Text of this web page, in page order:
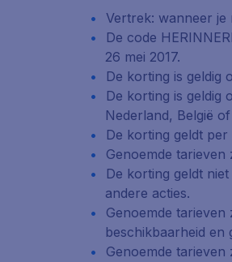
Vertrek: wanneer je
De code
26 mei 2017.
De korting is geldig
De korting is geldig
Nederland, België
De korting geldt per
Genoemde
De korting geldt
andere acties.
Genoemde tarieven
beschikbaarheid en
Genoemde tarieven